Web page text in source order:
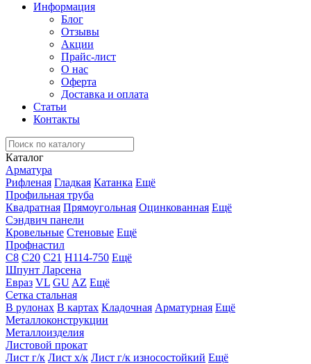
Информация
Блог
Отзывы
Акции
Прайс-лист
О нас
Оферта
Доставка и оплата
Статьи
Контакты
Каталог
Арматура
Рифленая Гладкая Катанка Ещё
Профильная труба
Квадратная Прямоугольная Оцинкованная Ещё
Сэндвич панели
Кровельные Стеновые Ещё
Профнастил
С8 С20 С21 Н114-750 Ещё
Шпунт Ларсена
Евраз VL GU AZ Ещё
Сетка стальная
В рулонах В картах Кладочная Арматурная Ещё
Металлоконструкции
Металлоизделия
Листовой прокат
Лист г/к Лист х/к Лист г/к износостойкий Ещё